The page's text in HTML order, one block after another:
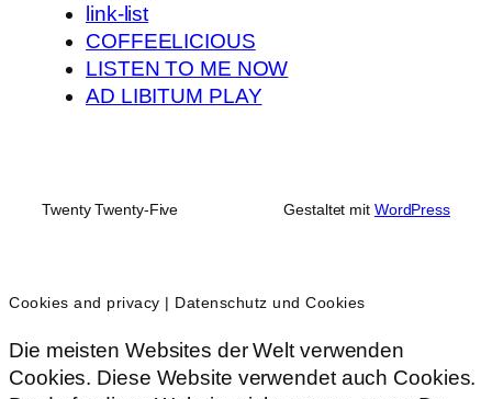
link-list
COFFEELICIOUS
LISTEN TO ME NOW
AD LIBITUM PLAY
Twenty Twenty-Five Gestaltet mit WordPress
Cookies and privacy | Datenschutz und Cookies
Die meisten Websites der Welt verwenden
Cookies. Diese Website verwendet auch Cookies.